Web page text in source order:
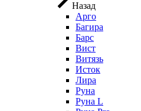
Назад
Арго
Багира
Барс
Вист
Витязь
Исток
Лира
Руна
Руна L